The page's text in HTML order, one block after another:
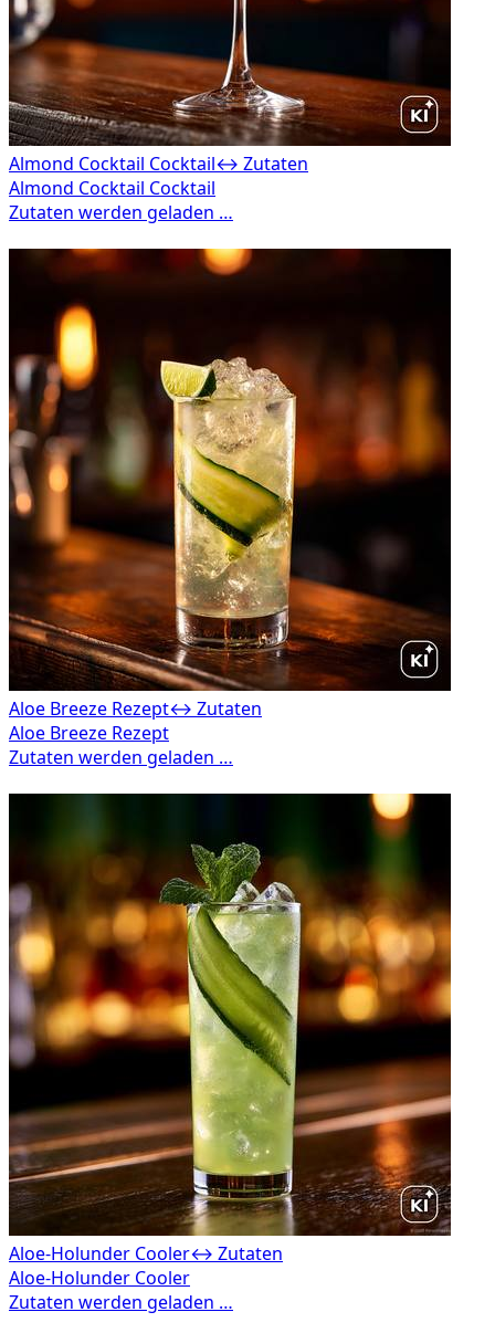
Almond Cocktail Cocktail↔ Zutaten
Aloe Breeze Rezept↔ Zutaten
Aloe-Holunder Cooler↔ Zutaten